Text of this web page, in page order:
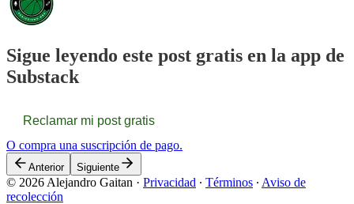
Sigue leyendo este post gratis en la app de
Substack
Reclamar mi post gratis
O compra una suscripción de pago.
Anterior Siguiente
© 2026 Alejandro Gaitan · Privacidad ∙ Términos ∙ Aviso de
recolección